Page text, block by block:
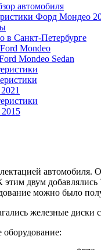
автомобиля
Форд Мондео
в Санкт-Петербурге
Mondeo
Mondeo Sedan
автомобиля.
этим двум
можно было
железные